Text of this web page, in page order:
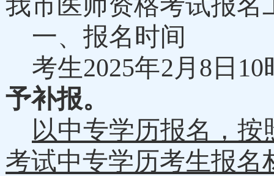
一、报名 时间
考生2025年2 月 8 日 10
予补报。
以中专学历报名，按
考试中专学历考生报